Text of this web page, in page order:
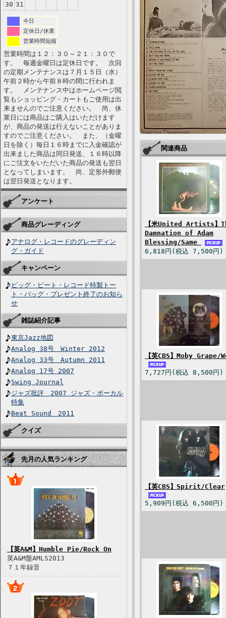
30 31
今日
定休日/休業
営業時間短縮
営業時間は１２：３０～２１：３０で
す。 毎週金曜日は定休日です。 次回
の定期メンテナンスは７月１５日（水）
午前２時から午前８時の間に行われま
す。 メンテナンス中はホームページ閲
覧もショッピング・カートもご使用は出
来ませんのでご注意ください。 尚、休
業日には商品はご購入はいただけます
が、商品の発送は行えないことがありま
すのでご注意ください。 また、（金曜
日を除く）毎日１６時までに入金確認が
出来ました商品は同日発送、１６時以降
にご注文をいただいた商品の発送も翌日
となってしまいます。 尚、定形外郵便
は翌日発送となります。
アンケート
商品グレーディング
アナログ・レコードのグレーディン
グ・ガイド
キャンペーン
ビッグ・ビート・レコード特製トー
ト・バッグ・プレゼント終了のお知ら
せ
雑誌紹介記事
東京Jazz地図
Analog 38号 Winter 2012
Analog 33号 Autumn 2011
Analog 17号 2007
Swing Journal
ジャズ批評 2007 ジャズ・ボーカル
特集
Beat Sound 2011
クイズ
先月の人気ランキング
【英A&M】Humble Pie/Rock On
英A&M盤AMLS2013
７１年録音
関連商品
【米United Artists】
Damnation of Adam
Blessing/Same
6,818円(税込 7,500円)
【英CBS】Moby Grape/
7,727円(税込 8,500円)
【英CBS】Spirit/Clear
5,909円(税込 6,500円)